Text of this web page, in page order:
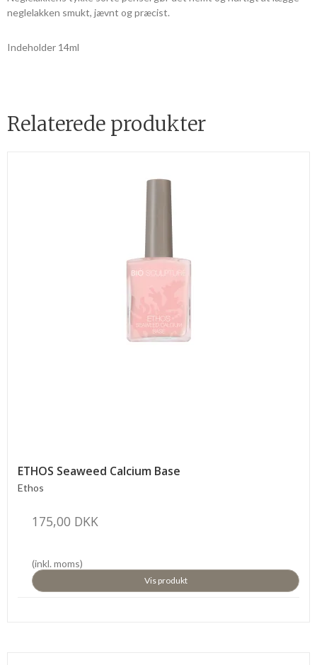
neglelakken smukt, jævnt og præcist.
Indeholder 14ml
Relaterede produkter
ETHOS Seaweed Calcium Base
Ethos
175,00 DKK
(inkl. moms)
Vis produkt